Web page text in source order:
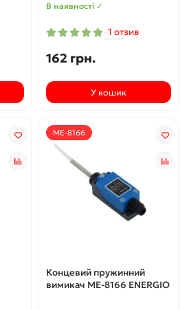
В наявності ✓
1 отзив
162 грн.
У кошик
ME-8166
Концевий пружинний
вимикач МЕ-8166 ENERGIO